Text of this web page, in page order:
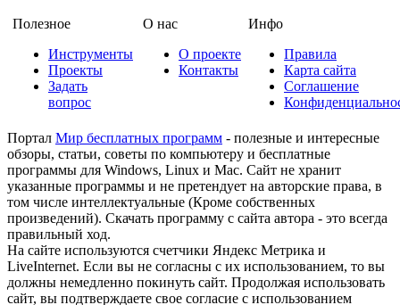
Полезное
Инструменты
Проекты
Задать
вопрос
О нас
О проекте
Контакты
Инфо
Правила
Карта сайта
Соглашение
Портал Мир бесплатных программ - полезные и интересные
обзоры, статьи, советы по компьютеру и бесплатные
программы для Windows, Linux и Mac. Сайт не хранит
указанные программы и не претендует на авторские права, в
том числе интеллектуальные (Кроме собственных
произведений). Скачать программу с сайта автора - это всегда
правильный ход.
На сайте используются счетчики Яндекс Метрика и
LiveInternet. Если вы не согласны с их использованием, то вы
должны немедленно покинуть сайт. Продолжая использовать
сайт, вы подтверждаете свое согласие с использованием